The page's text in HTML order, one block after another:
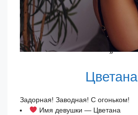
»
Цветана
Задорная! Заводная! С огоньком!
Имя девушки — Цветана